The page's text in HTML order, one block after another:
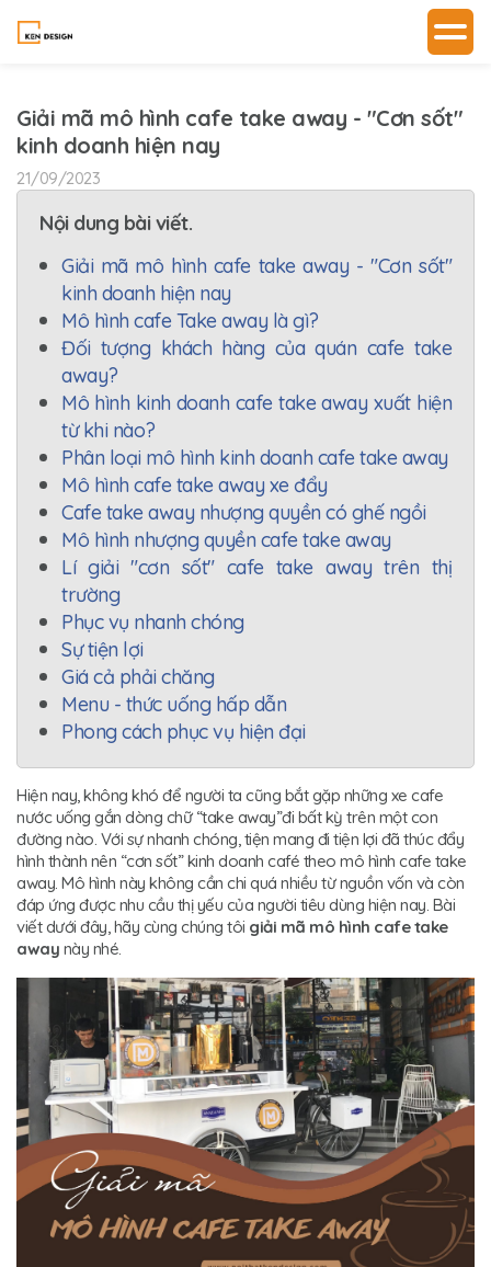
Giải mã mô hình cafe take away - "Cơn sốt"
kinh doanh hiện nay
21/09/2023
Nội dung bài viết.
Giải mã mô hình cafe take away - "Cơn sốt"
kinh doanh hiện nay
Mô hình cafe Take away là gì?
Đối tượng khách hàng của quán cafe take
away?
Mô hình kinh doanh cafe take away xuất hiện
từ khi nào?
Phân loại mô hình kinh doanh cafe take away
Mô hình cafe take away xe đẩy
Cafe take away nhượng quyền có ghế ngồi
Mô hình nhượng quyền cafe take away
Lí giải "cơn sốt" cafe take away trên thị
trường
Phục vụ nhanh chóng
Sự tiện lợi
Giá cả phải chăng
Menu - thức uống hấp dẫn
Phong cách phục vụ hiện đại
Hiện nay, không khó để người ta cũng bắt gặp những xe cafe
nước uống gắn dòng chữ “take away”đi bất kỳ trên một con
đường nào. Với sự nhanh chóng, tiện mang đi tiện lợi đã thúc đẩy
hình thành nên “cơn sốt” kinh doanh café theo mô hình cafe take
away. Mô hình này không cần chi quá nhiều từ nguồn vốn và còn
đáp ứng được nhu cầu thị yếu của người tiêu dùng hiện nay. Bài
viết dưới đây, hãy cùng chúng tôi giải mã mô hình cafe take
away này nhé.